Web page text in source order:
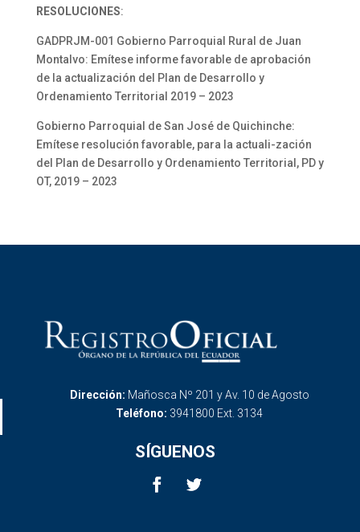
RESOLUCIONES:
GADPRJM-001 Gobierno Parroquial Rural de Juan
Montalvo: Emítese informe favorable de aprobación
de la actualización del Plan de Desarrollo y
Ordenamiento Territorial 2019 – 2023
Gobierno Parroquial de San José de Quichinche:
Emítese resolución favorable, para la actuali-zación
del Plan de Desarrollo y Ordenamiento Territorial, PD y
OT, 2019 – 2023
Dirección: Mañosca Nº 201 y Av. 10 de Agosto
Teléfono: 3941800 Ext. 3134
SÍGUENOS